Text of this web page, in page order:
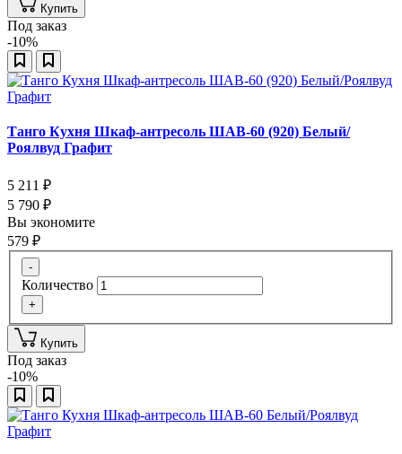
Купить
Под заказ
-10%
Танго Кухня Шкаф-антресоль ШАВ-60 (920) Белый/
Роялвуд Графит
5 211 ₽
5 790 ₽
Вы экономите
579 ₽
-
Количество
+
Купить
Под заказ
-10%